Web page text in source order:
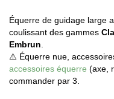
Équerre de guidage large
coulissant des gammes
Embrun
⚠️ Équerre nue,
accessoires équerre (axe,
commander par 3.